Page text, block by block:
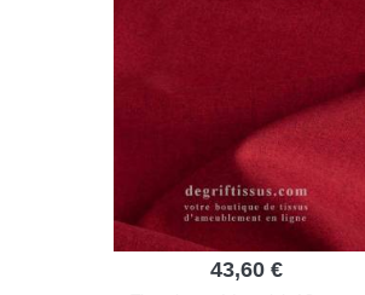
43,60 €